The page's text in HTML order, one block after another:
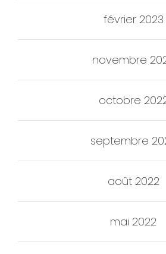
février 2023
novembre
octobre
septembre
août 2022
mai 2022